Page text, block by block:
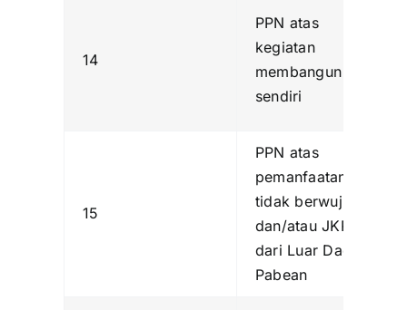
14
PPN atas
kegiatan
membangun
sendiri
15
PPN atas
pemanfaatan BKP
tidak berwujud
dan/atau JKP
dari Luar Daerah
Pabean